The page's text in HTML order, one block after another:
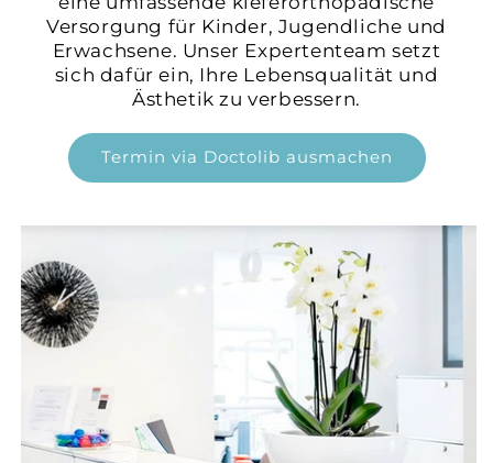
Versorgung für Kinder, Jugendliche und
Erwachsene. Unser Expertenteam setzt
sich dafür ein, Ihre Lebensqualität und
Ästhetik zu verbessern.
Termin via Doctolib ausmachen